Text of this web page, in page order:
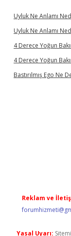
Uyluk Ne Anlamı
Uyluk Ne Anlamı
4 Derece Yoğun
4 Derece Yoğun
Bastırılmış Ego Ne
Reklam ve
Yasal Uyarı: